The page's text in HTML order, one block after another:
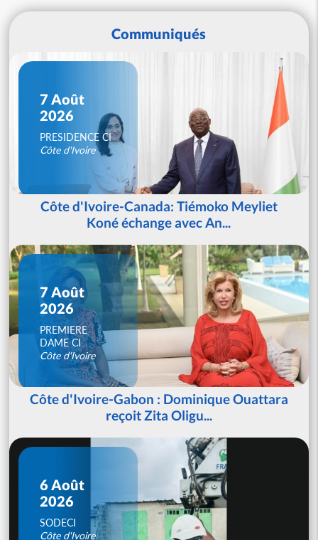
Communiqués
7 Août
2026
PRESIDENCE CI
Côte d'Ivoire
Côte d'Ivoire-Canada: Tiémoko Meyliet
Koné échange avec An...
7 Août
2026
PREMIERE
DAME CI
Côte d'Ivoire
Côte d'Ivoire-Gabon : Dominique Ouattara
reçoit Zita Oligu...
6 Août
2026
SODECI
Côte d'Ivoire